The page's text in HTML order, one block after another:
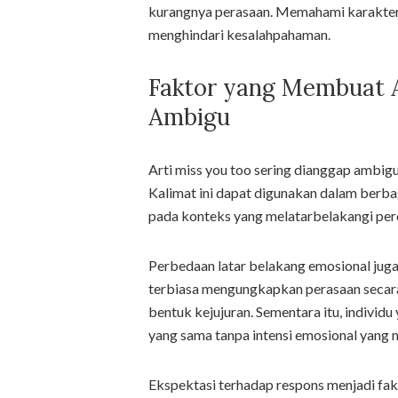
kurangnya perasaan. Memahami
menghindari kesalahpahaman.
Faktor yang Membuat
Ambigu
Arti miss you too sering dianggap
Kalimat ini dapat digunakan dalam
pada konteks yang melatarbelakangi
Perbedaan latar belakang emosional
terbiasa mengungkapkan perasaan
bentuk kejujuran. Sementara itu,
yang sama tanpa intensi emosional yang
Ekspektasi terhadap respons menjadi